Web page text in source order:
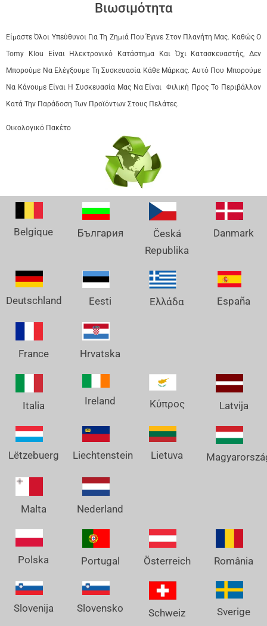
Βιωσιμότητα
Είμαστε Όλοι Υπεύθυνοι Για Τη Ζημιά Που Έγινε Στον Πλανήτη Μας. Καθώς Ο
Tomy Klou Είναι Ηλεκτρονικό Κατάστημα Και Όχι Κατασκευαστής, Δεν
Μπορούμε Να Ελέγξουμε Τη Συσκευασία Κάθε Μάρκας. Αυτό Που Μπορούμε
Να Κάνουμε Είναι Η Συσκευασία Μας Να Είναι Φιλική Προς Το Περιβάλλον
Κατά Την Παράδοση Των Προϊόντων Στους Πελάτες.
Οικολογικό Πακέτο
Belgique България
Česká
Republika
Danmark
Deutschland Eesti Ελλάδα España
France Hrvatska
Italia Ireland Κύπρος Latvija
Lëtzebuerg Liechtenstein Lietuva
Malta Nederland
Polska Portugal Österreich România
Slovenija Slovensko Schweiz Sverige